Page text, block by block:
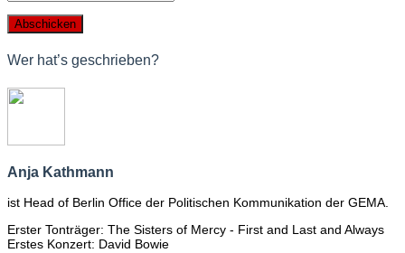
Wer hat’s geschrieben?
Anja Kathmann
ist Head of Berlin Office der Politischen Kommunikation der GEMA.
Erster Tonträger: The Sisters of Mercy - First and Last and Always
Erstes Konzert: David Bowie